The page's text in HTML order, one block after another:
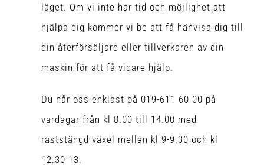
läget. Om vi inte har tid och möjlighet att
hjälpa dig kommer vi be att få hänvisa dig till
din återförsäljare eller tillverkaren av din
maskin för att få vidare hjälp.
Du når oss enklast på 019-611 60 00 på
vardagar från kl 8.00 till 14.00 med
raststängd växel mellan kl 9-9.30 och kl
12.30-13.